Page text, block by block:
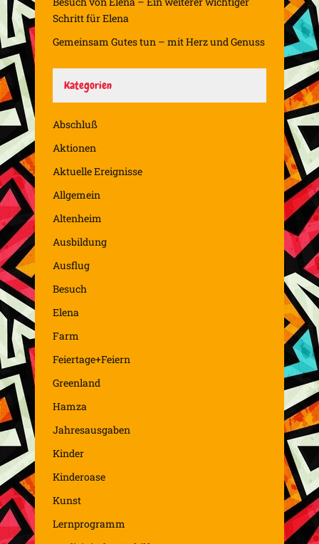
Schritt für Elena
Gemeinsam Gutes tun – mit Herz und Genuss
Kategorien
Abschluß
Aktionen
Aktuelle Ereignisse
Allgemein
Altenheim
Ausbildung
Ausflug
Besuch
Elena
Farm
Feiertage+Feiern
Greenland
Hamza
Jahresausgaben
Kinder
Kinderoase
Kunst
Lernprogramm